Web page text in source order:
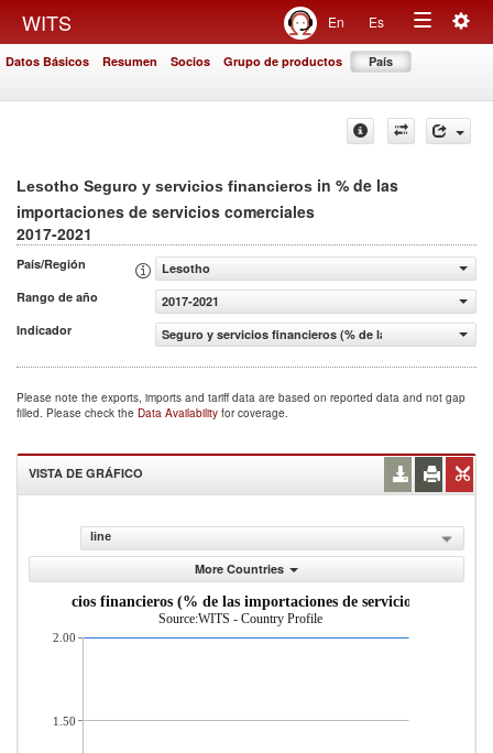
WITS En Es
Toggle
Datos Básicos Resumen Socios Grupo de productos País
Lesotho Seguro y servicios financieros in % de las
importaciones de servicios comerciales
2017-2021
País/Región
Lesotho
Rango de año
2017-2021
Indicador
Seguro y servicios financieros (% de las importaciones
Please note the exports, imports and tariff data are based on reported data and not gap
filled. Please check the Data Availability for coverage.
VISTA DE GRÁFICO
line
More Countries
y servicios financieros (% de las importaciones de servicios
Source:WITS - Country Profile
2.00
1.50